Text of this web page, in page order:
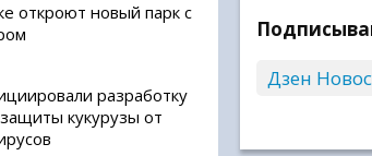
откроют новый парк с
разработку
кукурузы от
Дзен